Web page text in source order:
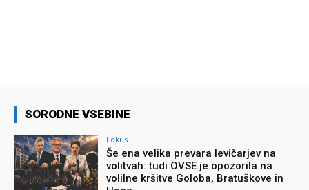
SORODNE VSEBINE
Fokus
Še ena velika prevara levičarjev na
volitvah: tudi OVSE je opozorila na
volilne kršitve Goloba, Bratuškove in